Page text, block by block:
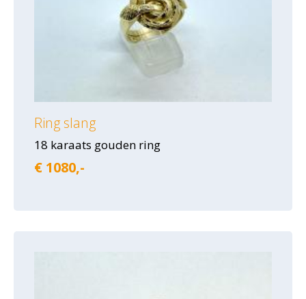
Ring slang
18 karaats gouden ring
€ 1080,-